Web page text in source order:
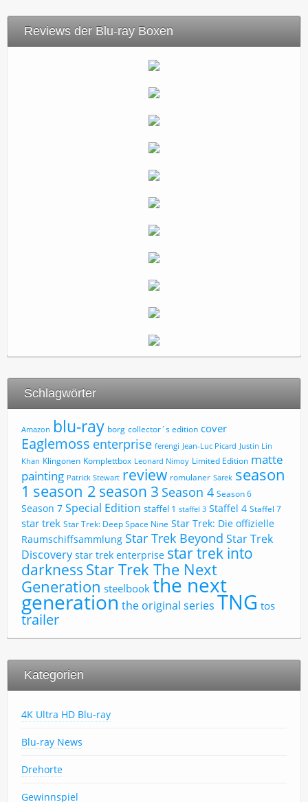
Reviews der Blu-ray Boxen
Schlagwörter
Amazon blu-ray borg collector´s edition cover
Eaglemoss enterprise ferengi Jean-Luc Picard Justin Lin
Khan Klingonen Komplettbox Leonard Nimoy Limited Edition matte
painting Patrick Stewart review romulaner Sarek season
1 season 2 season 3 Season 4 Season 6
Season 7 Special Edition staffel 1 staffel 3 Staffel 4 Staffel 7
star trek Star Trek: Deep Space Nine Star Trek: Die offizielle
Raumschiffsammlung Star Trek Beyond Star Trek
Discovery star trek enterprise star trek into
darkness Star Trek The Next
Generation steelbook the next
generation the original series TNG tos
trailer
Kategorien
4K Ultra HD Blu-ray
Blu-ray News
Drehorte
Gewinnspiel